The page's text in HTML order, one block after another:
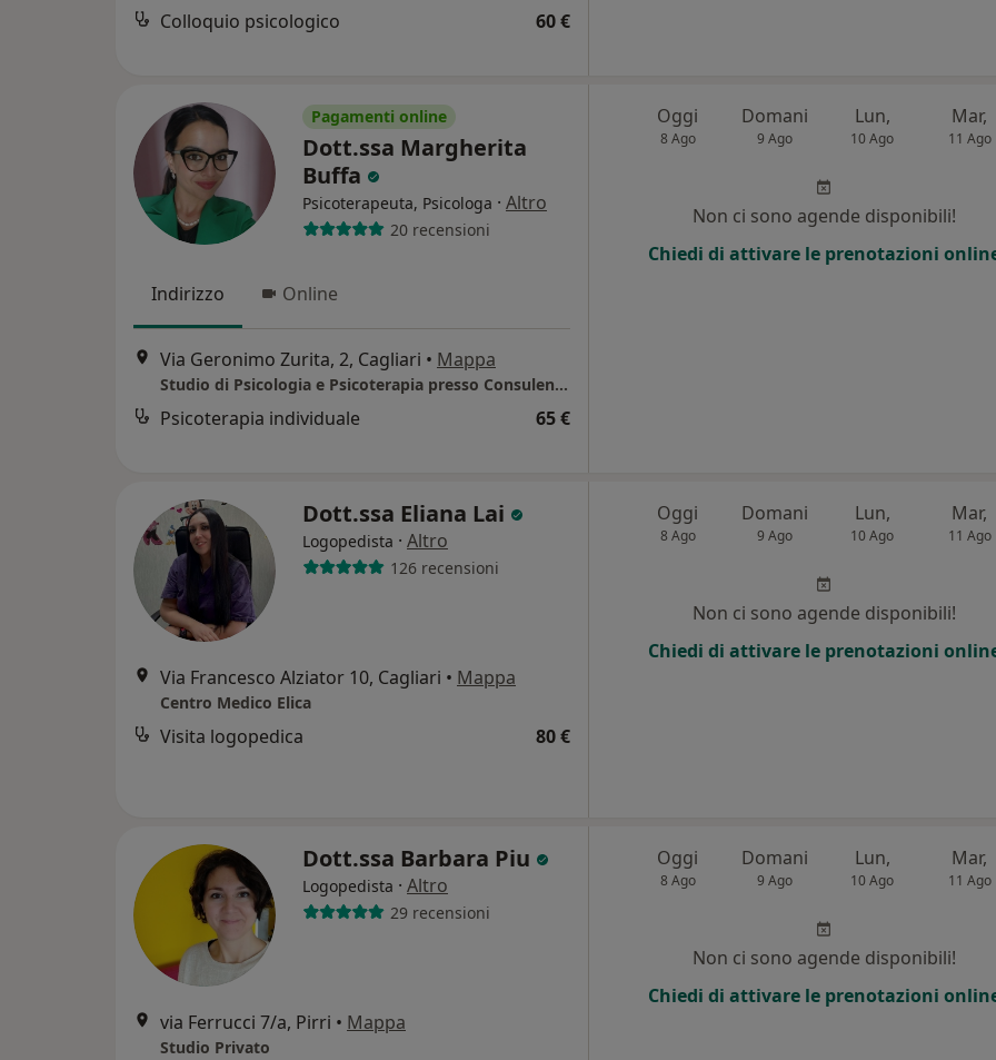
Colloquio psicologico 60 €
Pagamenti online
Dott.ssa Margherita
Buffa
Psicoterapeuta, Psicologa · Altro
20 recensioni
Indirizzo Online
Via Geronimo Zurita, 2, Cagliari • Mappa
Studio di Psicologia e Psicoterapia presso Consulenze Argiolas
Psicoterapia individuale 65 €
Oggi
8 Ago
Domani
9 Ago
Lun,
10 Ago
Mar,
11 Ago
Non ci sono agende disponibili!
Chiedi di attivare le prenotazioni
Dott.ssa Eliana Lai
Logopedista · Altro
126 recensioni
Via Francesco Alziator 10, Cagliari • Mappa
Centro Medico Elica
Visita logopedica 80 €
Oggi
8 Ago
Domani
9 Ago
Lun,
10 Ago
Mar,
11 Ago
Non ci sono agende disponibili!
Chiedi di attivare le prenotazioni
Dott.ssa Barbara Piu
Logopedista · Altro
29 recensioni
via Ferrucci 7/a, Pirri • Mappa
Studio Privato
Oggi
8 Ago
Domani
9 Ago
Lun,
10 Ago
Mar,
11 Ago
Non ci sono agende disponibili!
Chiedi di attivare le prenotazioni